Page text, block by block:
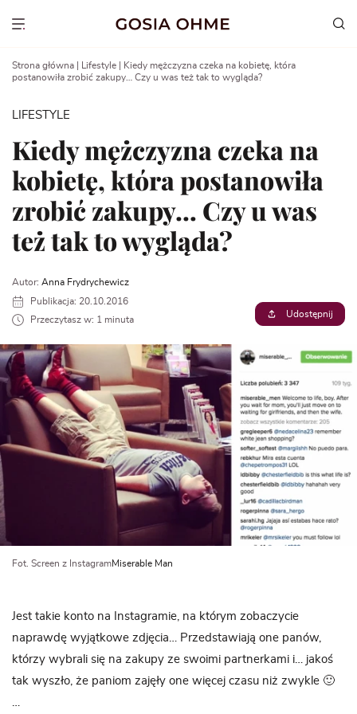
Show menu
Strona główna Lifestyle
Kiedy mężczyzna czeka na kobietę, która
postanowiła zrobić zakupy… Czy u was też tak to wygląda?
LIFESTYLE
Kiedy mężczyzna czeka na
kobietę, która postanowiła
zrobić zakupy… Czy u was
też tak to wygląda?
Autor: Anna Frydrychewicz
Publikacja: 20.10.2016
Przeczytasz w: 1 minuta
Udostępnij
Fot. Screen z InstagramMiserable Man
Jest takie konto na Instagramie, na którym zobaczycie
naprawdę wyjątkowe zdjęcia… Przedstawiają one panów,
którzy wybrali się na zakupy ze swoimi partnerkami i… jakoś
tak wyszło, że paniom zajęły one więcej czasu niż zwykle 🙂